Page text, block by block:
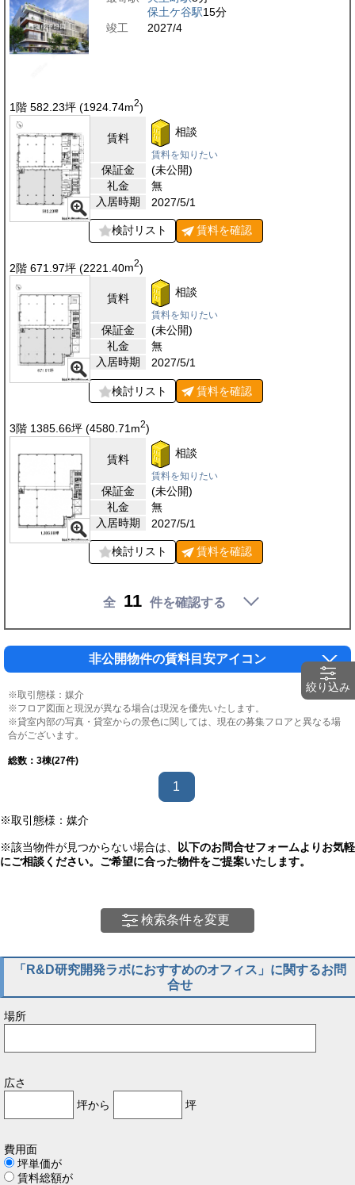
保土ケ谷駅15分
竣工
2027/4
1階 582.23坪 (1924.74m2)
賃料 相談
賃料を知りたい
保証金
(未公開)
礼金
無
入居時期
2027/5/1
検討リスト 賃料を確認
2階 671.97坪 (2221.40m2)
賃料 相談
賃料を知りたい
保証金
(未公開)
礼金
無
入居時期
2027/5/1
検討リスト 賃料を確認
3階 1385.66坪 (4580.71 m2)
賃料 相談
賃料を知りたい
保証金
(未公開)
礼金
無
入居時期
2027/5/1
検討リスト 賃料を確認
全 11 件を確認する
非公開物件の賃料目安アイコン
※取引態様：媒介
※フロア図面と現況が異なる場合は現況を優先いたします。
※貸室内部の写真・貸室からの景色に関しては、現在の募集フロアと異なる場
合がございます。
総数： 3棟(27件)
1
※取引態様：媒介
※該当物件が見つからない場合は、
以下のお問合せフォームよりお気軽
にご相談ください。ご希望に合った物件をご提案いたします。
検索条件を変更
絞り込み
「R&D研究開発ラボにおすすめのオフィス」に関するお問
合せ
場所
広さ
坪から
坪
費用面
坪単価が
賃料総額が